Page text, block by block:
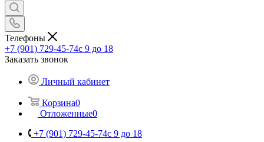
Телефоны
+7 (901) 729-45-74c 9 до 18
Заказать звонок
Личный кабинет
Корзина0
Отложенные0
+7 (901) 729-45-74c 9 до 18